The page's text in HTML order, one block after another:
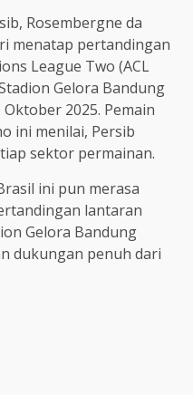
Rosembergne da
menatap pertandingan
League Two (ACL
Gelora Bandung
Oktober 2025. Pemain
ini menilai, Persib
sektor permainan.
ini pun merasa
lantaran
Gelora Bandung
dukungan penuh dari